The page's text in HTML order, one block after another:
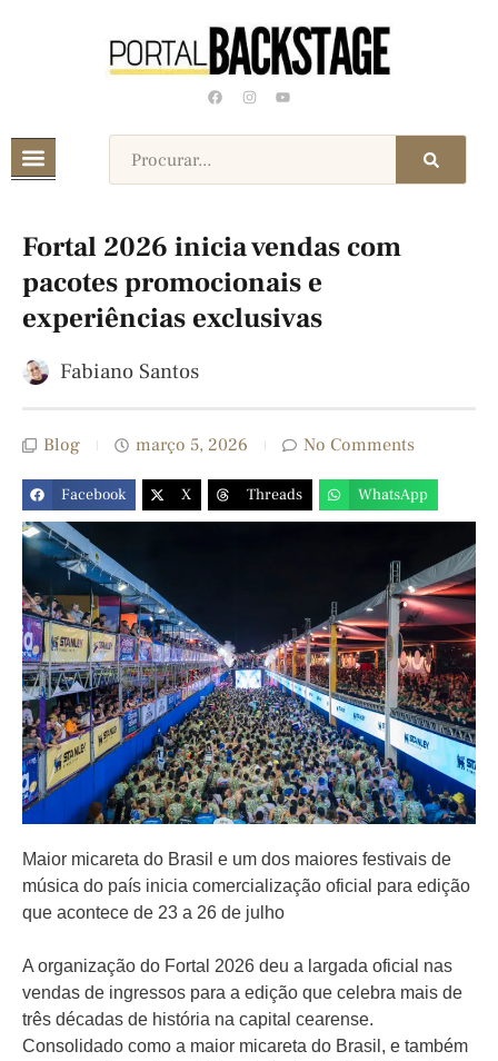
Fortal 2026 inicia vendas com
pacotes promocionais e
experiências exclusivas
Fabiano Santos
Blog março 5, 2026 No Comments
Facebook X Threads WhatsApp
Maior micareta do Brasil e um dos maiores festivais de
música do país inicia comercialização oficial para edição
que acontece de 23 a 26 de julho
A organização do Fortal 2026 deu a largada oficial nas
vendas de ingressos para a edição que celebra mais de
três décadas de história na capital cearense.
Consolidado como a maior micareta do Brasil, e também